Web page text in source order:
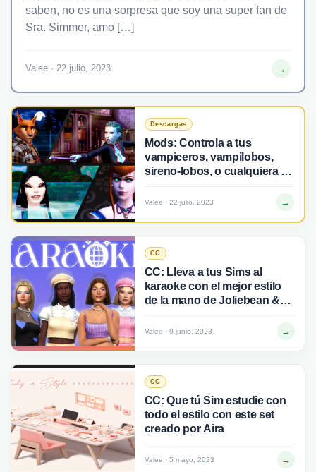
saben, no es una sorpresa que soy una super fan de
Sra. Simmer, amo […]
Valee · 22 julio, 2023 →
Descargas
Mods: Controla a tus
vampiceros, vampilobos,
sireno-lobos, o cualquiera de
Los Sims 4
Valee · 22 julio, 2023 →
CC
CC: Lleva a tus Sims al
karaoke con el mejor estilo
de la mano de Joliebean &
Valee · 9 junio, 2023 →
CC
CC: Que tú Sim estudie con
todo el estilo con este set
creado por Aira
Valee · 5 mayo, 2023 →